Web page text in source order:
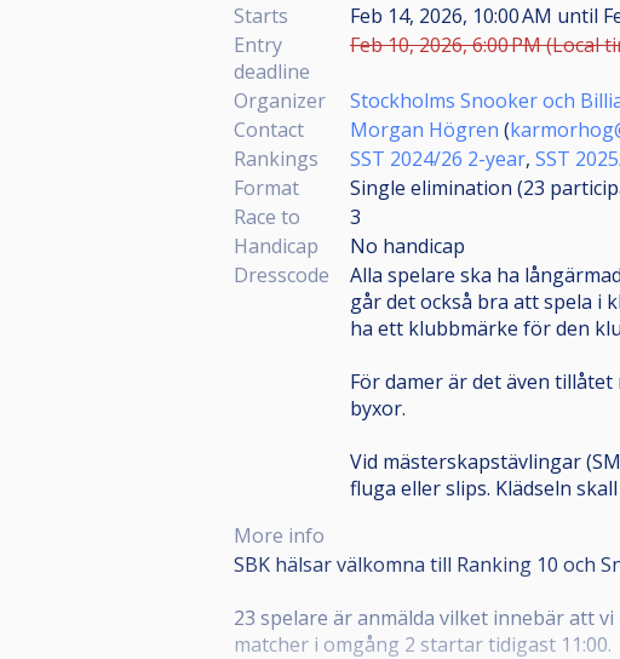
Starts Feb 14, 2026, 10:00 AM until
Entry
deadline
Feb 10, 2026, 6:00 PM (Local
Organizer
Stockholms Snooker och
Contact
Morgan Högren (
Rankings
SST 2024/26 2-year, SST
Format
Single elimination (23
Race to
3
Handicap
No handicap
Dresscode
Alla spelare ska ha
går det också bra att spela i
ha ett klubbmärke för den
För damer är det även
byxor.
Vid mästerskapstävlingar
fluga eller slips. Klädseln
More info
SBK hälsar välkomna till Ranking 10 och
23 spelare är anmälda vilket innebär att
matcher i omgång 2 startar tidigast 11:00.